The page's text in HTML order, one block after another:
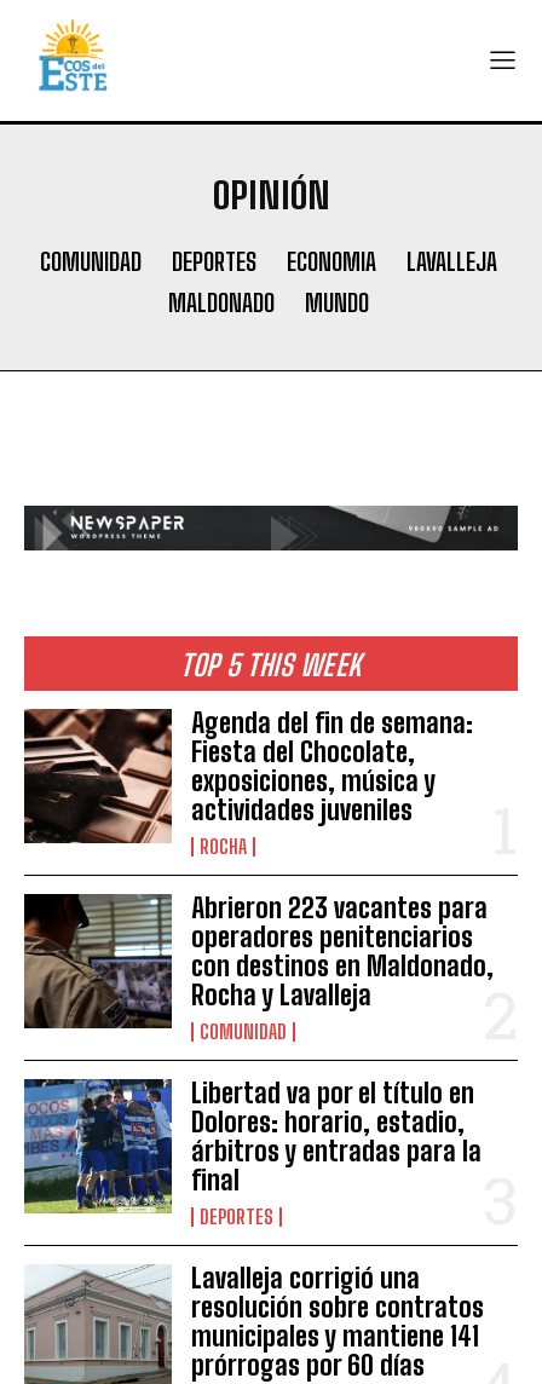
OPINIÓN
COMUNIDAD DEPORTES ECONOMIA
LAVALLEJA
MALDONADO
MUNDO
TOP 5 THIS WEEK
Agenda del fin de semana:
Fiesta del Chocolate,
exposiciones, música y
actividades juveniles
ROCHA
Abrieron 223 vacantes para
operadores penitenciarios
con destinos en Maldonado,
Rocha y Lavalleja
COMUNIDAD
Libertad va por el título en
Dolores: horario, estadio,
árbitros y entradas para la
final
DEPORTES
Lavalleja corrigió una
resolución sobre contratos
municipales y mantiene 141
prórrogas por 60 días